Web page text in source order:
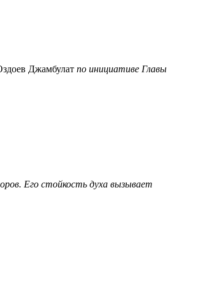
Джамбулат по инициативе Главы
Его стойкость духа вызывает